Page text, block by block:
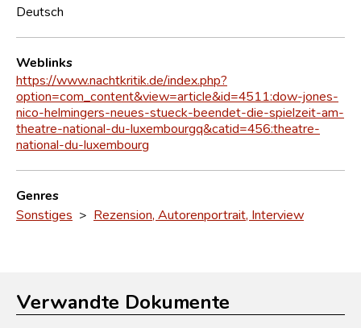
Deutsch
Weblinks
https://www.nachtkritik.de/index.php?
option=com_content&view=article&id=4511:dow-jones-
nico-helmingers-neues-stueck-beendet-die-spielzeit-am-
theatre-national-du-luxembourgq&catid=456:theatre-
national-du-luxembourg
Genres
Sonstiges > Rezension, Autorenportrait, Interview
Verwandte Dokumente